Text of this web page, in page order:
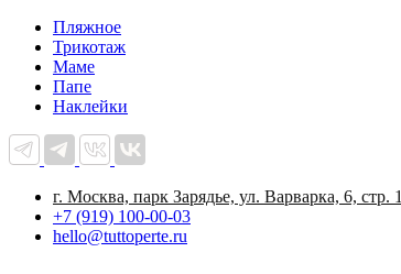
Пляжное
Трикотаж
Маме
Папе
Наклейки
г. Москва, парк Зарядье, ул. Варварка, 6, стр. 1
+7 (919) 100-00-03
hello@tuttoperte.ru